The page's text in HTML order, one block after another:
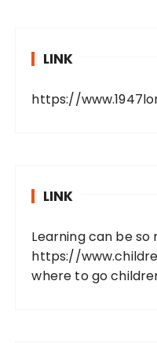
LINK
https://
LINK
Learning can be so
https://
where to go